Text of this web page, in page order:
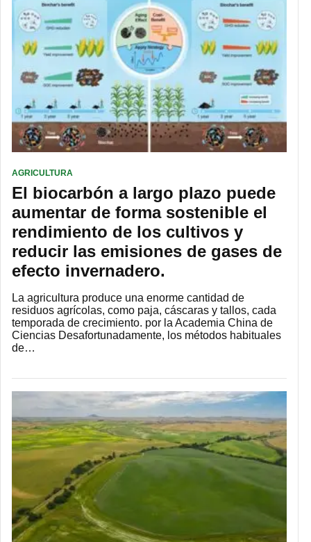
AGRICULTURA
El biocarbón a largo plazo puede
aumentar de forma sostenible el
rendimiento de los cultivos y
reducir las emisiones de gases de
efecto invernadero.
La agricultura produce una enorme cantidad de
residuos agrícolas, como paja, cáscaras y tallos, cada
temporada de crecimiento. por la Academia China de
Ciencias Desafortunadamente, los métodos habituales
de…